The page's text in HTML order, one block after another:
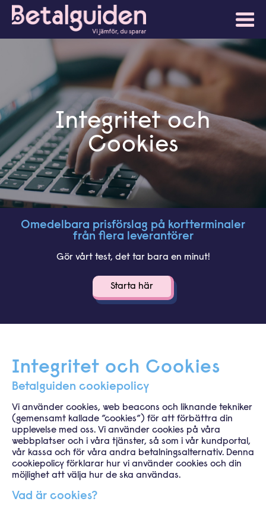
Integritet och
Cookies
Omedelbara prisförslag på kortterminaler
från flera leverantörer
Gör vårt test, det tar bara en minut!
Integritet och Cookies
Betalguiden cookiepolicy
Vi använder cookies, web beacons och liknande tekniker
(gemensamt kallade ”cookies”) för att förbättra din
upplevelse med oss. Vi använder cookies på våra
webbplatser och i våra tjänster, så som i vår kundportal,
vår kassa och för våra andra betalningsalternativ. Denna
cookiepolicy förklarar hur vi använder cookies och din
möjlighet att välja hur de ska användas.
Vad är cookies?